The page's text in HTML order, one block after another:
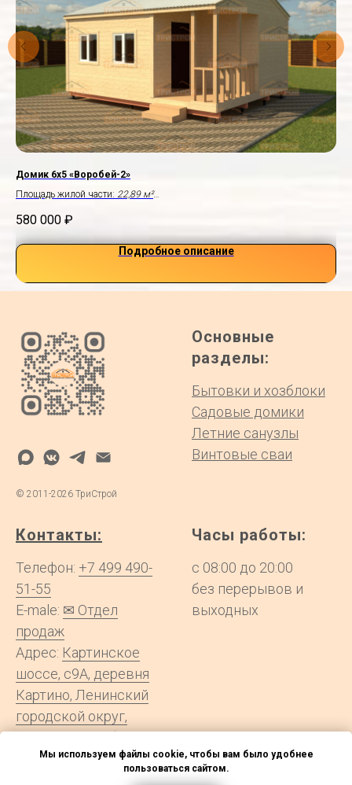
Домик 6х5 «Воробей-2»
Площадь жилой части: 22,89 м²
580 000 ₽
Подробное описание
© 2011-2026 ТриСтрой
Основные
разделы:
Бытовки и хозблоки
Садовые домики
Летние санузлы
Винтовые сваи
Контакты:
Телефон: +7 499 490-
51-55
E-male: ✉ Отдел
продаж
Адрес: Картинское
шоссе, с9А, деревня
Картино, Ленинский
городской округ,
Часы работы:
с 08:00 до 20:00
без перерывов и
выходных
Мы используем файлы cookie, чтобы вам было удобнее
пользоваться сайтом.